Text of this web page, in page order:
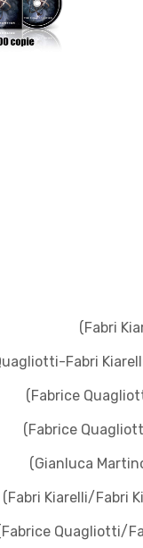
Kiarelli/
Fabri
Quagliotti/
Kiarelli/Fabri
Quagliotti/